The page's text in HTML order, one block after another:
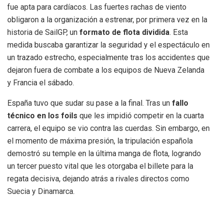
fue apta para cardíacos. Las fuertes rachas de viento
obligaron a la organización a estrenar, por primera vez en la
historia de SailGP, un formato de flota dividida. Esta
medida buscaba garantizar la seguridad y el espectáculo en
un trazado estrecho, especialmente tras los accidentes que
dejaron fuera de combate a los equipos de Nueva Zelanda
y Francia el sábado.
España tuvo que sudar su pase a la final. Tras un fallo
técnico en los foils que les impidió competir en la cuarta
carrera, el equipo se vio contra las cuerdas. Sin embargo, en
el momento de máxima presión, la tripulación española
demostró su temple en la última manga de flota, logrando
un tercer puesto vital que les otorgaba el billete para la
regata decisiva, dejando atrás a rivales directos como
Suecia y Dinamarca.